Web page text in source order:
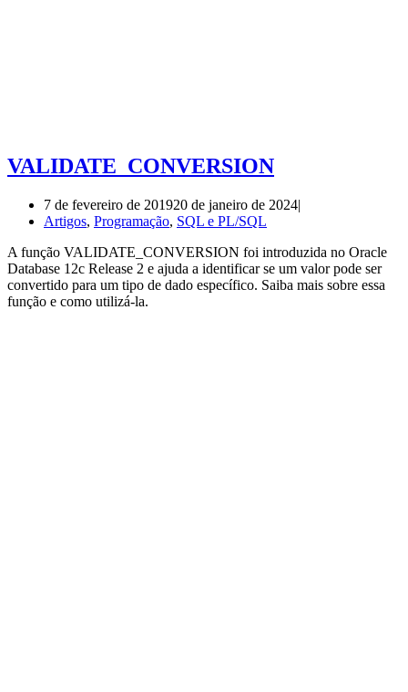
VALIDATE_CONVERSION
7 de fevereiro de 201920 de janeiro de 2024
Artigos, Programação, SQL e PL/SQL
A função VALIDATE_CONVERSION foi introduzida no Oracle
Database 12c Release 2 e ajuda a identificar se um valor pode ser
convertido para um tipo de dado específico. Saiba mais sobre essa
função e como utilizá-la.